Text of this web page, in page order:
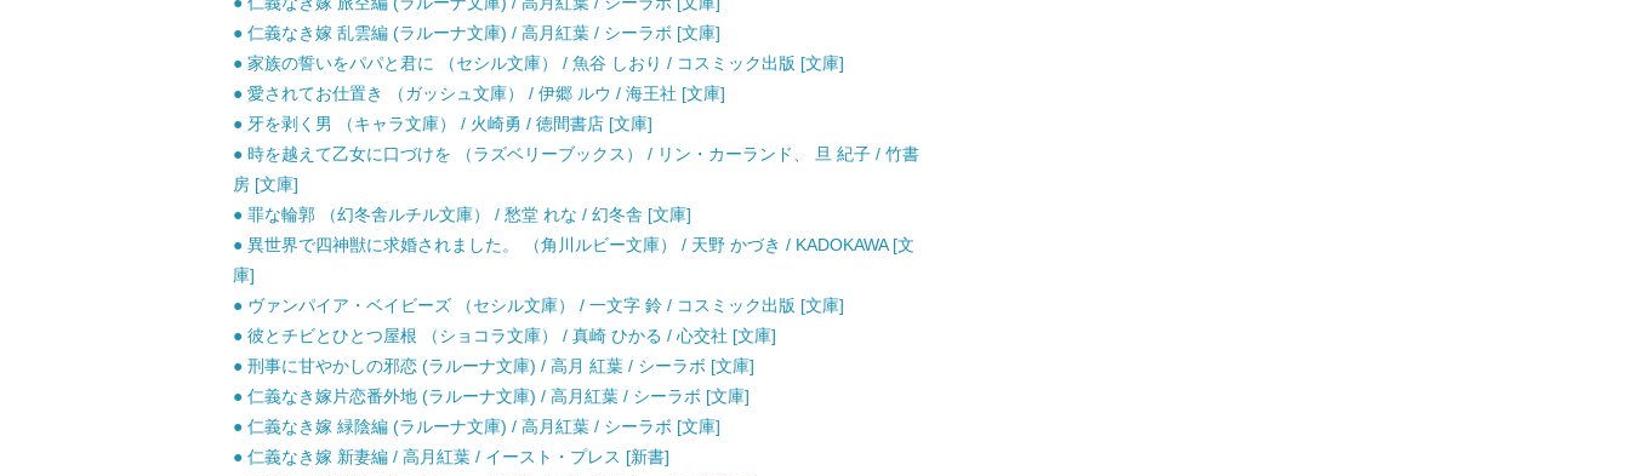
● 仁義なき嫁 乱雲編 (ラルーナ文庫) / 高月紅葉 / シーラボ [文庫]
● 家族の誓いをパパと君に （セシル文庫） / 魚谷 しおり / コスミック出版 [文庫]
● 愛されてお仕置き （ガッシュ文庫） / 伊郷 ルウ / 海王社 [文庫]
● 牙を剥く男 （キャラ文庫） / 火崎勇 / 徳間書店 [文庫]
● 時を越えて乙女に口づけを （ラズベリーブックス） / リン・カーランド、 旦 紀子 / 竹書
房 [文庫]
● 罪な輪郭 （幻冬舎ルチル文庫） / 愁堂 れな / 幻冬舎 [文庫]
● 異世界で四神獣に求婚されました。 （角川ルビー文庫） / 天野 かづき / KADOKAWA [文
庫]
● ヴァンパイア・ベイビーズ （セシル文庫） / 一文字 鈴 / コスミック出版 [文庫]
● 彼とチビとひとつ屋根 （ショコラ文庫） / 真崎 ひかる / 心交社 [文庫]
● 刑事に甘やかしの邪恋 (ラルーナ文庫) / 高月 紅葉 / シーラボ [文庫]
● 仁義なき嫁片恋番外地 (ラルーナ文庫) / 高月紅葉 / シーラボ [文庫]
● 仁義なき嫁 緑陰編 (ラルーナ文庫) / 高月紅葉 / シーラボ [文庫]
● 仁義なき嫁 新妻編 / 高月紅葉 / イースト・プレス [新書]